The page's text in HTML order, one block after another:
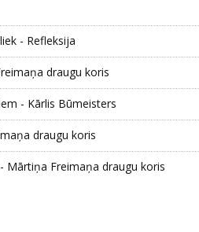
- Refleksija
draugu koris
- Kārlis Būmeisters
draugu koris
Mārtiņa Freimaņa draugu koris